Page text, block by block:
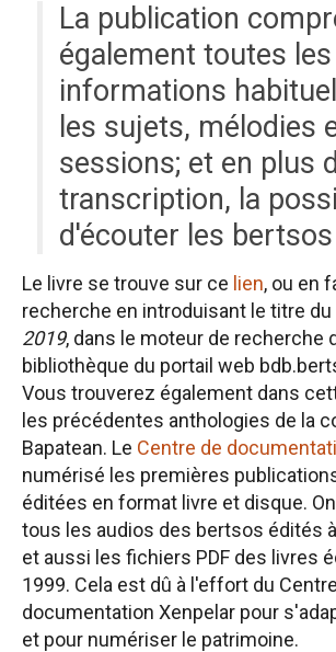
La publication
également toutes les
informations
les sujets, mélodies
sessions; et en plus
transcription, la
d'écouter les
Le livre se trouve sur ce lien, ou en
recherche en introduisant le titre du
2019, dans le moteur de recherche
bibliothèque du portail web
Vous trouverez également dans
les précédentes anthologies de la
Bapatean. Le Centre de
numérisé les premières
éditées en format livre et disque.
tous les audios des bertsos édités
et aussi les fichiers PDF des livres
1999. Cela est dû à l'effort du
documentation Xenpelar pour
et pour numériser le patrimoine.